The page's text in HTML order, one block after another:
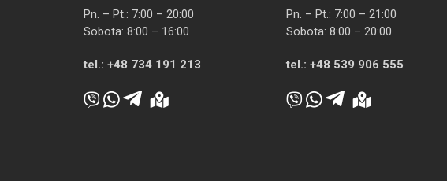
Pn. – Pt.: 7:00 – 20:00
Sobota: 8:00 – 16:00
tel.: +48 734 191 213
Pn. – Pt.: 7:00 – 21:00
Sobota: 8:00 – 20:00
tel.: +48 539 906 555